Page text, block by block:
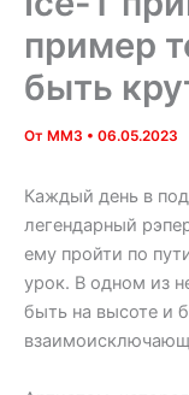
пример
быть
От MM3 • 06.05.2023
Каждый день в
легендарный
ему пройти по
урок. В одном из
быть на высоте и